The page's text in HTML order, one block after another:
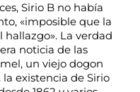
Sirio B no había
«imposible que la
La verdad
noticia de las
un viejo dogon
la existencia de Sirio